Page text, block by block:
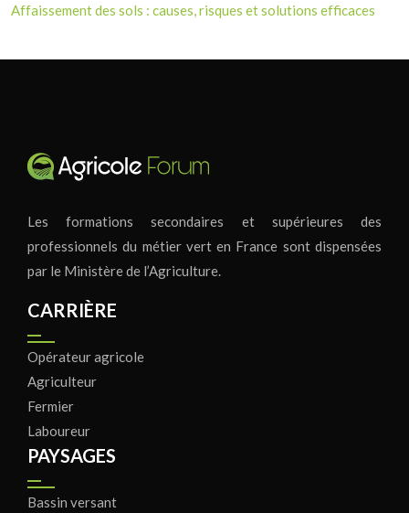
Affaissement des sols : causes, risques et solutions efficaces
Les formations secondaires et supérieures des
professionnels du métier vert en France sont dispensées
par le Ministère de l’Agriculture.
CARRIÈRE
Opérateur agricole
Agriculteur
Fermier
Laboureur
PAYSAGES
Bassin versant